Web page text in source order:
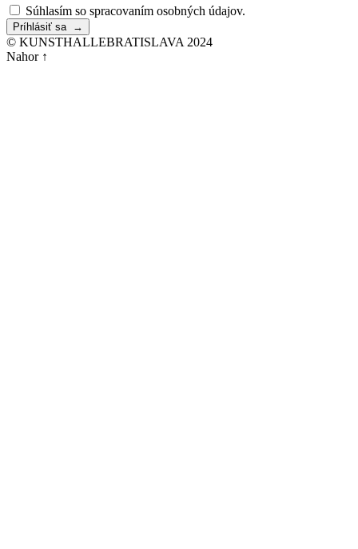
Súhlasím so spracovaním osobných údajov.
© KUNSTHALLEBRATISLAVA 2024
Nahor ↑